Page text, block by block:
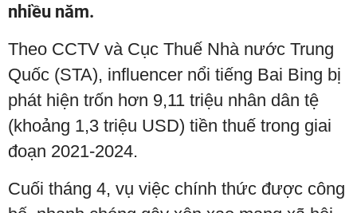
nhiều năm.
Theo CCTV và Cục Thuế Nhà nước Trung
Quốc (STA), influencer nổi tiếng Bai Bing bị
phát hiện trốn hơn 9,11 triệu nhân dân tệ
(khoảng 1,3 triệu USD) tiền thuế trong giai
đoạn 2021-2024.
Cuối tháng 4, vụ việc chính thức được công